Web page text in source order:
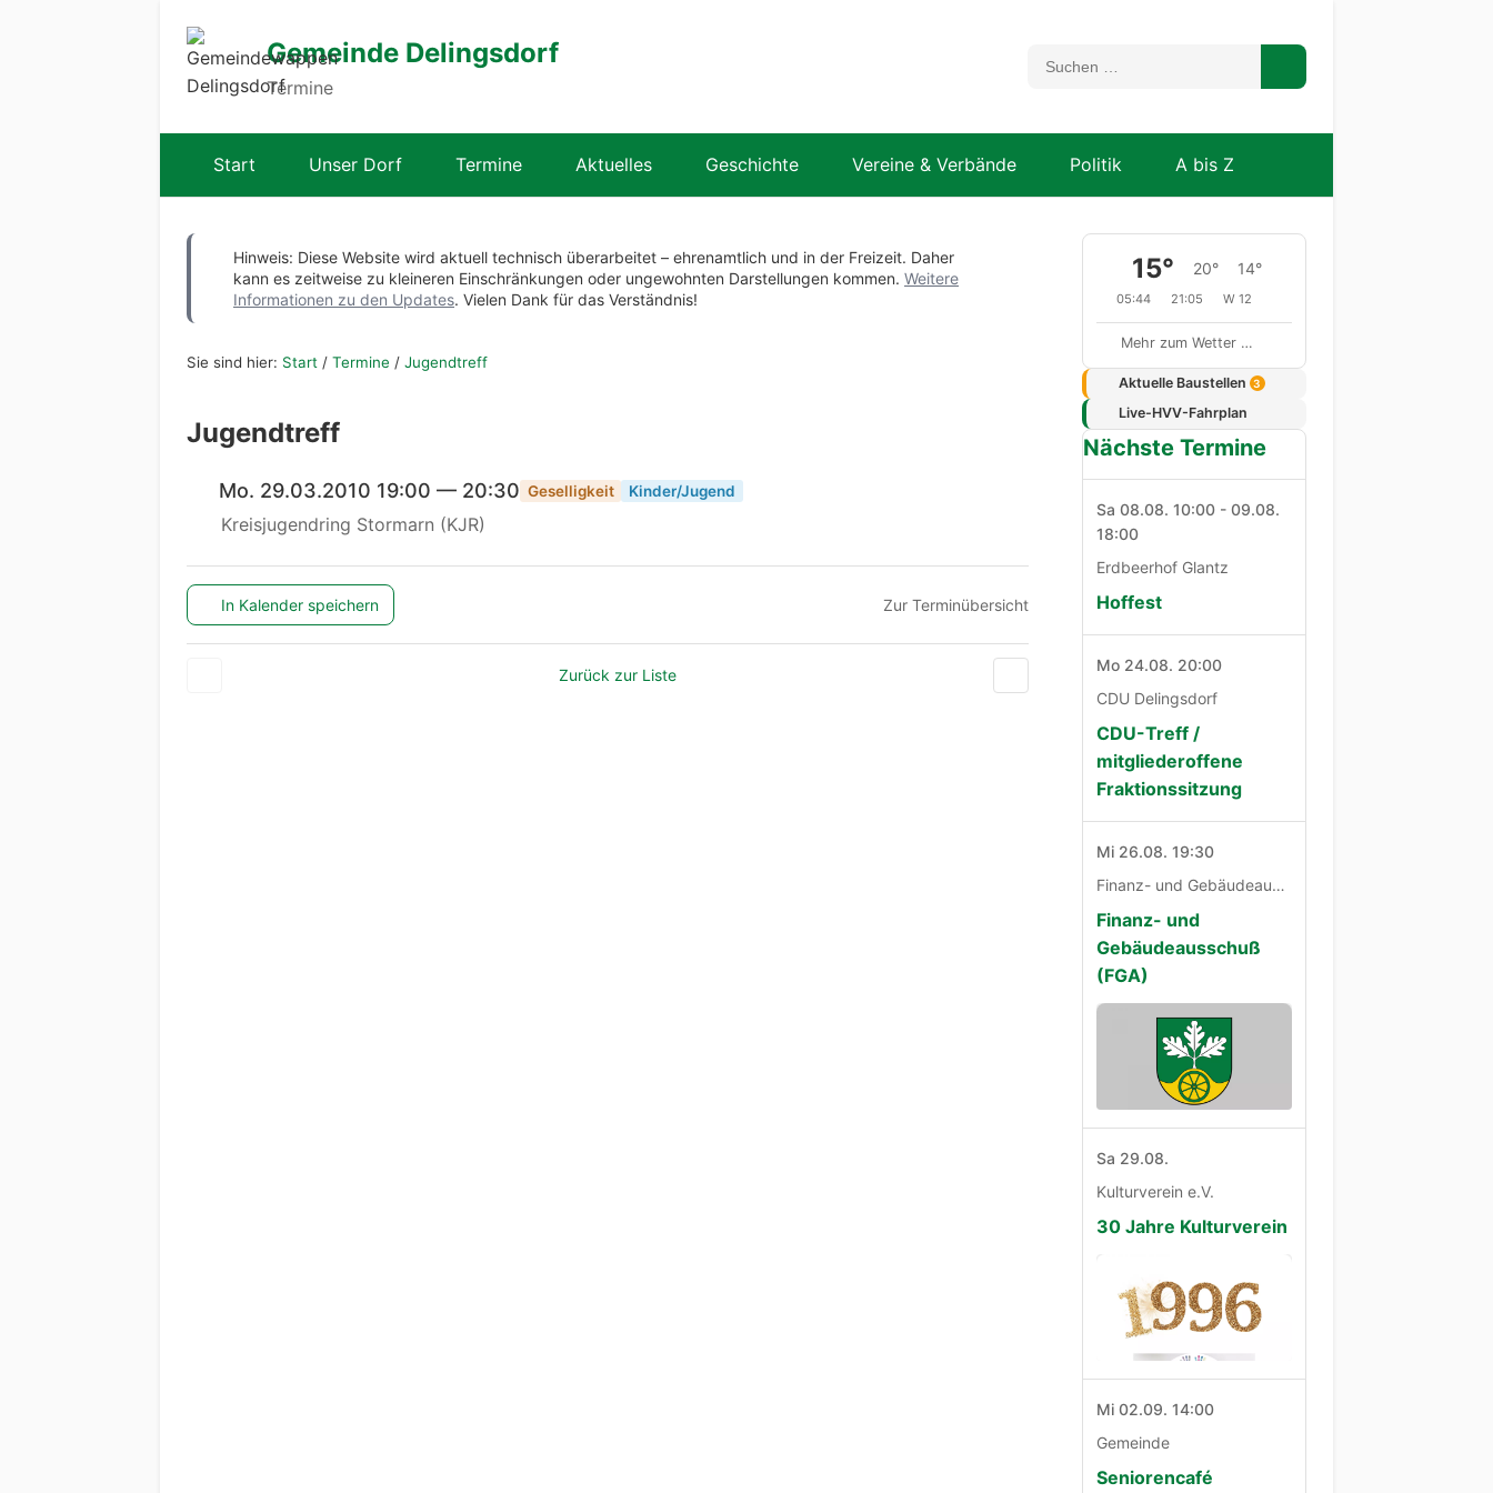
Gemeinde Delingsdorf
Termine
Start Unser Dorf Termine Aktuelles Geschichte Vereine & Verbände Politik A bis Z
Hinweis: Diese Website wird aktuell technisch überarbeitet – ehrenamtlich und in der Freizeit. Daher
kann es zeitweise zu kleineren Einschränkungen oder ungewohnten Darstellungen kommen. Weitere
Informationen zu den Updates. Vielen Dank für das Verständnis!
Sie sind hier: Start / Termine / Jugendtreff
Jugendtreff
Mo. 29.03.2010 19:00 — 20:30 Geselligkeit Kinder/Jugend
Kreisjugendring Stormarn (KJR)
In Kalender speichern Zur Terminübersicht
Zurück zur Liste
15° 20° 14°
05:44 21:05 W 12
Mehr zum Wetter …
Aktuelle Baustellen 3
Live-HVV-Fahrplan
Nächste Termine
Sa 08.08. 10:00 - 09.08.
18:00
Erdbeerhof Glantz
Hoffest
Mo 24.08. 20:00
CDU Delingsdorf
CDU-Treff /
mitgliederoffene
Fraktionssitzung
Mi 26.08. 19:30
Finanz- und Gebäudeausschuß
Finanz- und
Gebäudeausschuß
(FGA)
Sa 29.08.
Kulturverein e.V.
30 Jahre Kulturverein
Mi 02.09. 14:00
Gemeinde
Seniorencafé